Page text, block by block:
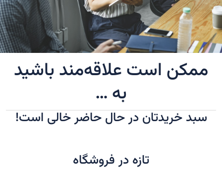
ممکن است علاقه‌مند باشید
به …
سبد خریدتان در حال حاضر خالی است!
تازه در فروشگاه